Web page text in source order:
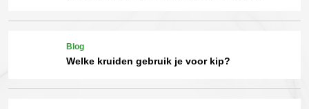
Blog
Welke kruiden gebruik je voor kip?